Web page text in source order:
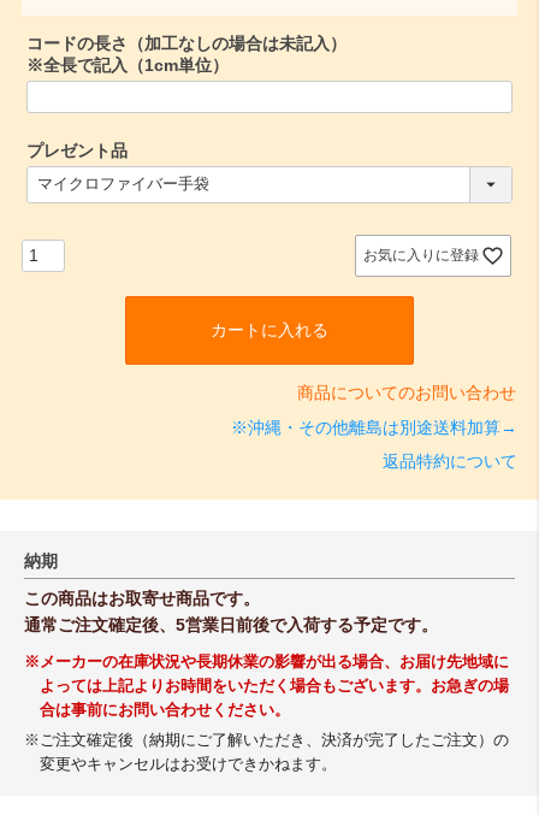
須
)
コードの長さ（加工なしの場合は未記入）
※全長で記入（1cm単位）
プレゼント品
必
お気に入りに登録
カートに入れる
商品についてのお問い合わせ
※沖縄・その他離島は別途送料加算→
返品特約について
納期
この商品はお取寄せ商品です。
通常ご注文確定後、5営業日前後で入荷する予定です。
※メーカーの在庫状況や長期休業の影響が出る場合、お届け先地域に
よっては上記よりお時間をいただく場合もございます。お急ぎの場
合は事前にお問い合わせください。
※ご注文確定後（納期にご了解いただき、決済が完了したご注文）の
変更やキャンセルはお受けできかねます。